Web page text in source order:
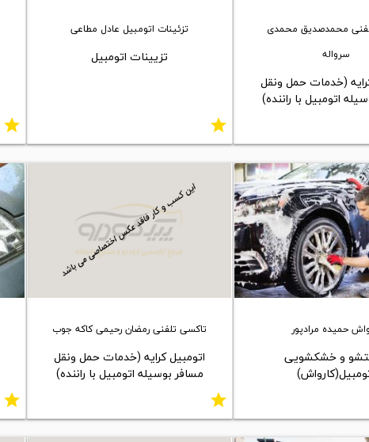
محمدصدیق محمدی
سرواله
(خدمات حمل ونقل
اتومبیل با راننده)
تزئینات اتومبیل عادل مطاعی
تزیینات اتومبیل
star
star
حمیده مرادپور
و خشکشویی
تاکسی تلفنی رمضان رحیمی کاکه جوب
اتومبیل کرایه (خدمات حمل ونقل
مسافر بوسیله اتومبیل با راننده)
star
star